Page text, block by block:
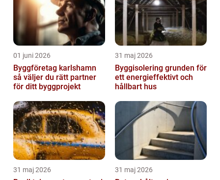
01 juni 2026
Byggföretag karlshamn
så väljer du rätt partner
för ditt byggprojekt
31 maj 2026
Byggisolering grunden för
ett energieffektivt och
hållbart hus
31 maj 2026 31 maj 2026